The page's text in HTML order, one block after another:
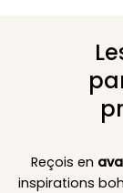
Reçois en
inspirations